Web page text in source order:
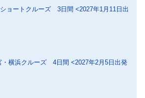
ョートクルーズ 3日間 <2027年1月11日出
・横浜クルーズ 4日間 <2027年2月5日出発